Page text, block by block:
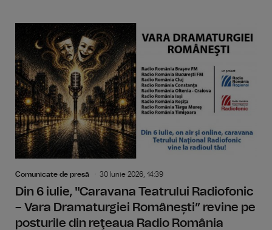
Comunicate de presă 30 Iunie 2026, 14:39
Din 6 iulie, "Caravana Teatrului Radiofonic
– Vara Dramaturgiei Românești” revine pe
posturile din reţeaua Radio România